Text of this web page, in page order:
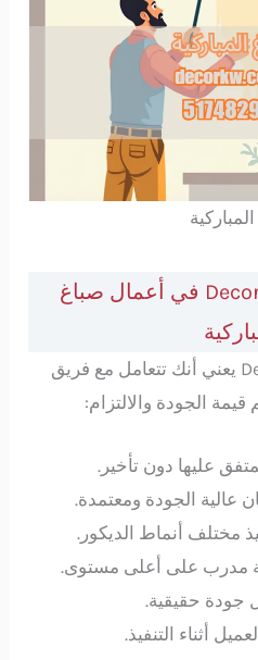
مزايا اختيار Decor Home في أعمال صباغ
الجودة والالتزام:
عليها دون تأخير.
عالية الجودة ومعتمدة.
مختلف أنماط الديكور.
مدرب على أعلى مستوى.
جودة حقيقية.
أثناء التنفيذ.